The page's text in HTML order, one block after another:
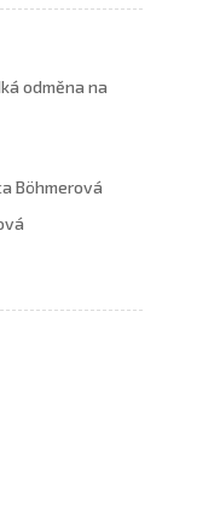
odměna na
Böhmerová